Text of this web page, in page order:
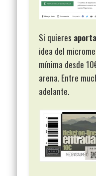
Si quieres
idea del
mínima desde
arena. Entre
adelante.